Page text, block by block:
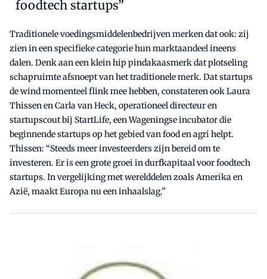
foodtech startups”
Traditionele voedingsmiddelenbedrijven merken dat ook: zij
zien in een specifieke categorie hun marktaandeel ineens
dalen. Denk aan een klein hip pindakaasmerk dat plotseling
schapruimte afsnoept van het traditionele merk. Dat startups
de wind momenteel flink mee hebben, constateren ook Laura
Thissen en Carla van Heck, operationeel directeur en
startupscout bij StartLife, een Wageningse incubator die
beginnende startups op het gebied van food en agri helpt.
Thissen: “Steeds meer investeerders zijn bereid om te
investeren. Er is een grote groei in durfkapitaal voor foodtech
startups. In vergelijking met werelddelen zoals Amerika en
Azië, maakt Europa nu een inhaalslag.”